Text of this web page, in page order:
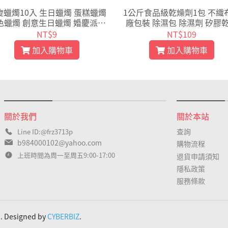
蠟燭10入 生日蠟燭 蛋糕蠟燭
蠟燭 創意生日蠟燭 婚慶派對
漫蠟燭 無煙蠟燭【K118】
NT$9
加入購物車
1公斤食品級乾燥劑1包 不織
廠包裝 除濕包 除濕劑 矽膠
劑 水玻璃 乾燥包 保鮮包【
9】
NT$109
加入購物車
關於我們
Line ID:@frz3713p
b984000102@yahoo.com
上班時間為周一至周五9:00-17:00
關於本站
查詢
購物流程
退貨申請須知
隱私政策
服務條款
Designed byCYBERBIZ.